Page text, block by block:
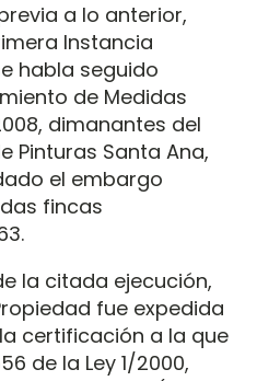
a lo anterior,
Instancia
habla seguido
de Medidas
dimanantes del
Pinturas Santa Ana,
el embargo
fincas
la citada ejecución,
fue expedida
la certificación a la que
de la Ley 1/2000,